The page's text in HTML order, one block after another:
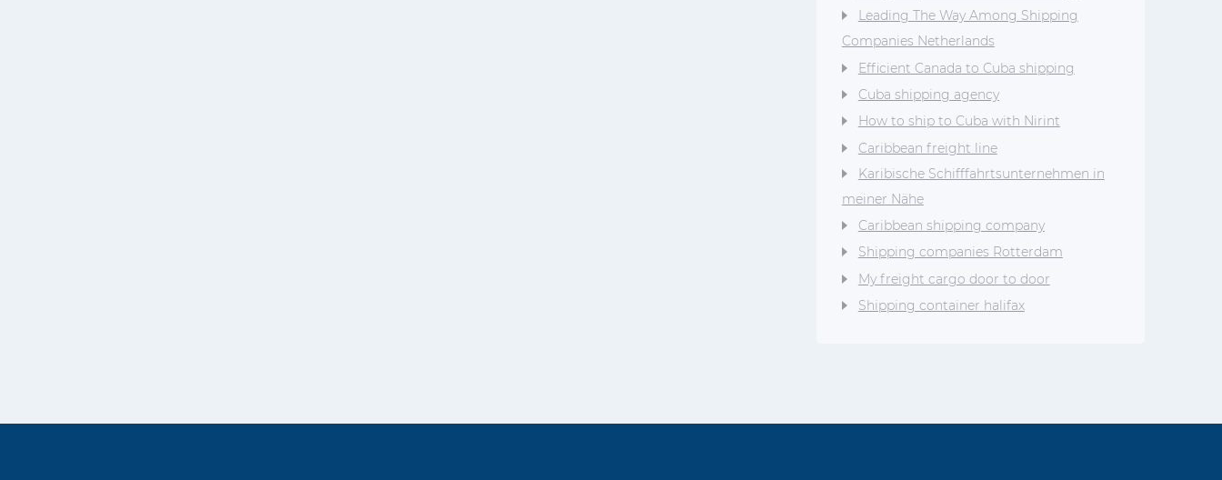
Leading The Way Among Shipping
Companies Netherlands
Efficient Canada to Cuba shipping
Cuba shipping agency
How to ship to Cuba with Nirint
Caribbean freight line
Karibische Schifffahrtsunternehmen in
meiner Nähe
Caribbean shipping company
Shipping companies Rotterdam
My freight cargo door to door
Shipping container halifax